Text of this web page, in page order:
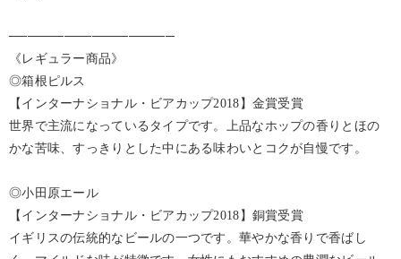
──────────────────
《レギュラー商品》
◎箱根ピルス
【インターナショナル・ビアカップ2018】金賞受賞
世界で主流になっているタイプです。上品なホップの香りとほの
かな苦味、すっきりとした中にある味わいとコクが自慢です。
◎小田原エール
【インターナショナル・ビアカップ2018】銅賞受賞
イギリスの伝統的なビールの一つです。華やかな香りで香ばし